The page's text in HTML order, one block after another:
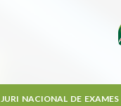
JURI NACIONAL DE EXAMES